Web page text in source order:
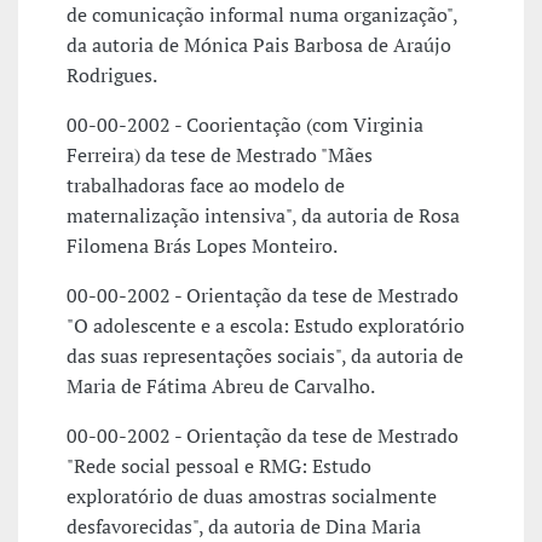
de comunicação informal numa organização",
da autoria de Mónica Pais Barbosa de Araújo
Rodrigues.
00-00-2002 - Coorientação (com Virginia
Ferreira) da tese de Mestrado "Mães
trabalhadoras face ao modelo de
maternalização intensiva", da autoria de Rosa
Filomena Brás Lopes Monteiro.
00-00-2002 - Orientação da tese de Mestrado
"O adolescente e a escola: Estudo exploratório
das suas representações sociais", da autoria de
Maria de Fátima Abreu de Carvalho.
00-00-2002 - Orientação da tese de Mestrado
"Rede social pessoal e RMG: Estudo
exploratório de duas amostras socialmente
desfavorecidas", da autoria de Dina Maria